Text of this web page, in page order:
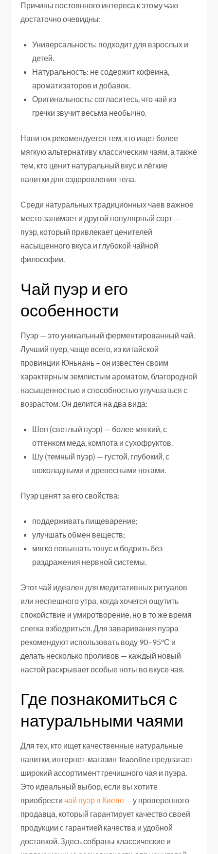
Причины постоянного интереса к этому чаю
достаточно очевидны:
Универсальность: подходит для взрослых и
детей.
Натуральность: не содержит кофеина,
ароматизаторов и добавок.
Оригинальность: согласитесь, что чай из
гречки звучит весьма необычно.
Напиток рекомендуется тем, кто ищет более
мягкую альтернативу классическим чаям, а также
тем, кто ценит натуральный вкус и лёгкие
напитки для оздоровления тела.
Среди натуральных традиционных чаев важное
место занимает и другой популярный сорт —
пуэр, который привлекает ценителей
насыщенного вкуса и глубокой чайной
философии.
Чай пуэр и его
особенности
Пуэр — это уникальный ферментированный чай.
Лучший пуер, чаще всего, из китайской
провинции Юньнань – он известен своим
характерным землистым ароматом, благородной
насыщенностью и способностью улучшаться с
возрастом. Он делится на два вида:
Шен (светлый пуэр) — более мягкий, с
оттенком меда, компота и сухофруктов.
Шу (темный пуэр) — густой, глубокий, с
шоколадными и древесными нотами.
Пуэр ценят за его свойства:
поддерживать пищеварение;
улучшать обмен веществ;
мягко повышать тонус и бодрить без
раздражения нервной системы.
Этот чай идеален для медитативных ритуалов
или неспешного утра, когда хочется ощутить
спокойствие и умиротворение, но в то же время
слегка взбодриться. Для заваривания пуэра
рекомендуют использовать воду 90–95°С и
делать несколько проливов — каждый новый
настой раскрывает особые ноты во вкусе чая.
Где познакомиться с
натуральными чаями
Для тех, кто ищет качественные натуральные
напитки, интернет-магазин Teaonline предлагает
широкий ассортимент гречишного чая и пуэра.
Это идеальный выбор, если вы хотите
приобрести чай пуэр в Киеве – у проверенного
продавца, который гарантирует качество своей
продукции с гарантией качества и удобной
доставкой. Здесь собраны классические и